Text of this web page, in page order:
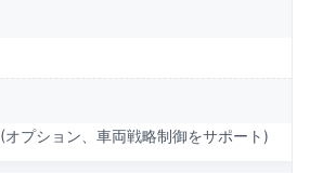
プション、車両戦略制御をサポート)